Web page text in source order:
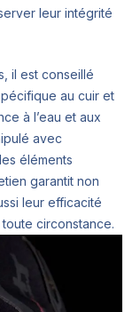
leur intégrité
il est conseillé
au cuir et
à l’eau et aux
avec
éléments
garantit non
leur efficacité
circonstance.